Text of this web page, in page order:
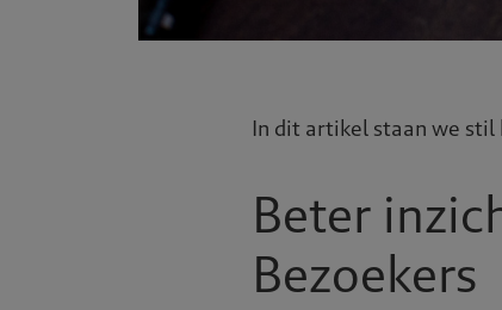
In dit artikel staan we stil
Beter
Bezoekers